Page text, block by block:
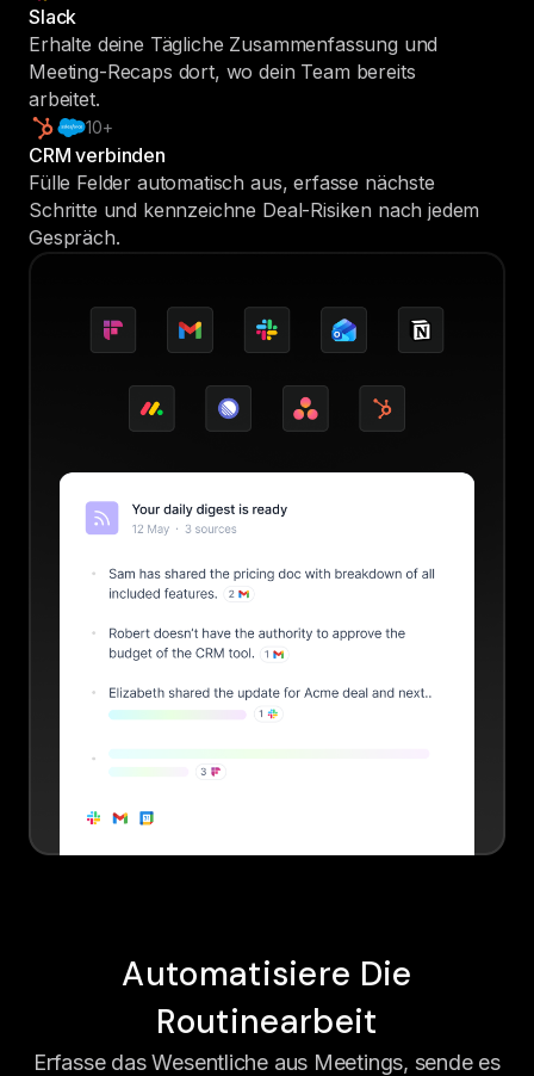
Slack
Erhalte deine Tägliche Zusammenfassung und
Meeting-Recaps dort, wo dein Team bereits
arbeitet.
10+
CRM verbinden
Fülle Felder automatisch aus, erfasse nächste
Schritte und kennzeichne Deal-Risiken nach jedem
Gespräch.
Automatisiere Die
Routinearbeit
Erfasse das Wesentliche aus Meetings, sende es